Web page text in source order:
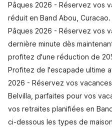
Pâques 2026 - Réservez vos
réduit en Band Abou,
Pâques 2026 - Réservez vos
dernière minute dès
profitez d'une réduction de
Profitez de l'escapade ultime
2026 - Réservez vos
Belvilla, parfaites pour vos
vos retraites planifiées en
ci-dessous les types de